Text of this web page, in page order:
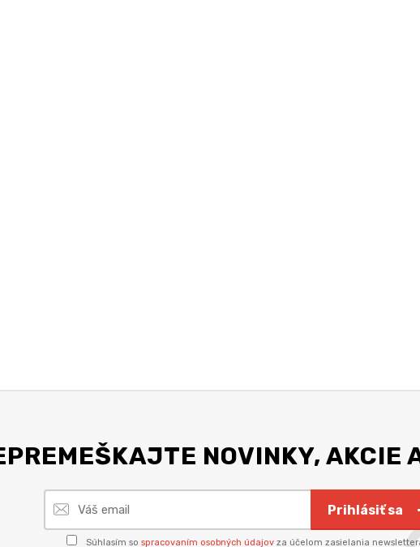
NOVINKY, AKCIE
Prihlásiť sa
Súhlasím so spracovaním osobných údajov za účelom zasielania